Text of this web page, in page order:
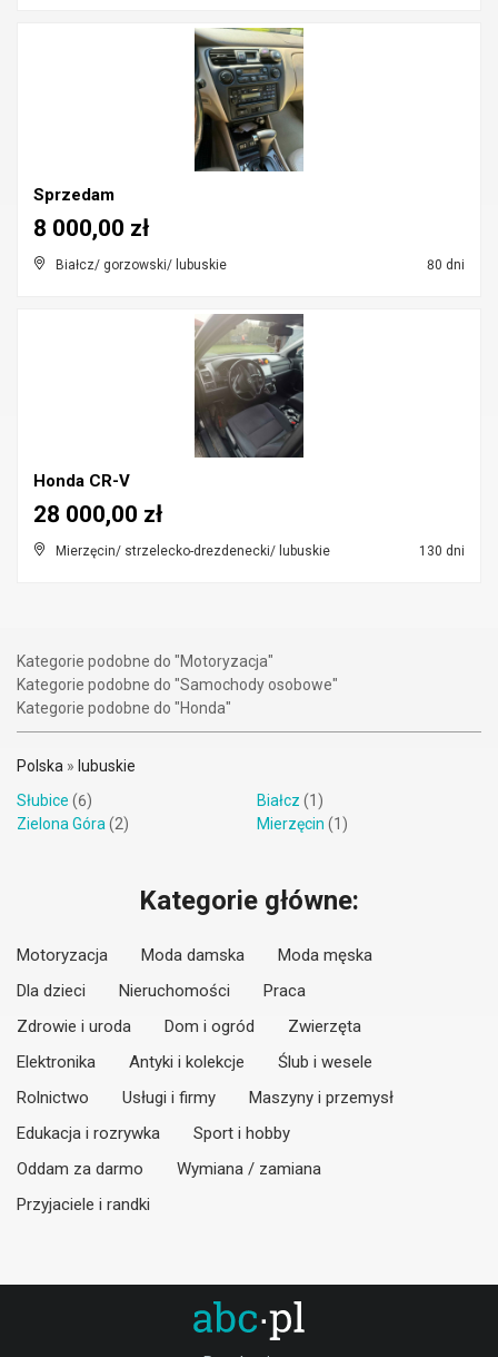
Sprzedam
Białcz/ gorzowski/ lubuskie 80 dni
8 000,00 zł
Honda CR-V
Mierzęcin/ strzelecko-drezdenecki/ lubuskie 130 dni
28 000,00 zł
Kategorie podobne do "Motoryzacja"
Kategorie podobne do "Samochody osobowe"
Kategorie podobne do "Honda"
Polska » lubuskie
Słubice (6)
Zielona Góra (2)
Białcz (1)
Mierzęcin (1)
Kategorie główne:
Motoryzacja Moda damska
Moda męska
Dla dzieci
Nieruchomości
Praca
Zdrowie i uroda
Dom i ogród
Zwierzęta
Elektronika
Antyki i kolekcje
Ślub i wesele
Rolnictwo
Usługi i firmy
Maszyny i przemysł
Edukacja i rozrywka
Sport i hobby
Oddam za darmo
Wymiana / zamiana
Przyjaciele i randki